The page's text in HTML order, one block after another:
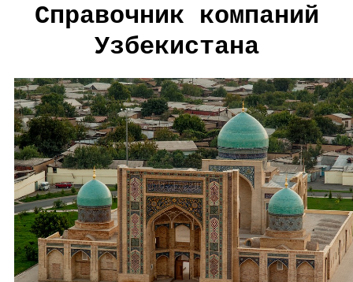
Справочник компаний
Узбекистана